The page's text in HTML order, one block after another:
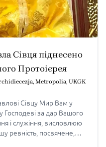
Сівця піднесено
Протоієрея
, Metropolia, UKGK
Сівцу Мир Вам у
за дар Вашого
і служіння, висловлюю
ревність, посвячене,